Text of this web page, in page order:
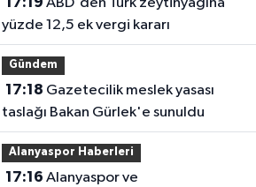
yüzde 12,5 ek vergi kararı
Gündem
17:18
taslağı Bakan Gürlek'e sunuldu
Alanyaspor Haberleri
17:16